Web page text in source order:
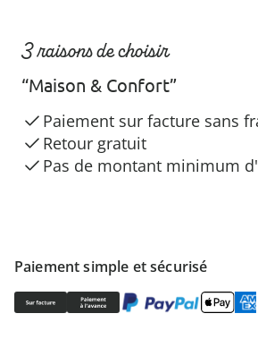
Paiement simple et sécurisé
3 raisons de choisir
“Maison & Confort”
Paiement sur facture sans
Retour gratuit
Pas de montant minimum